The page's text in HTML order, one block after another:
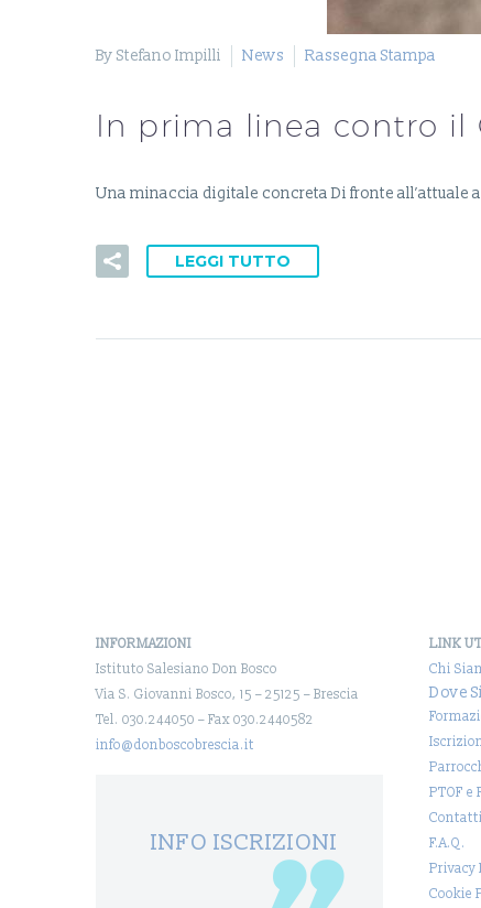
By Stefano Impilli News Rassegna Stampa
In prima linea contro il
Una minaccia digitale concreta Di fronte
LEGGI TUTTO
INFORMAZIONI
Istituto Salesiano Don Bosco
Via S. Giovanni Bosco, 15 – 25125 – Brescia
Tel. 030.244050 – Fax 030.2440582
info@donboscobrescia.it
INFO ISCRIZIONI
LINK
Chi
Dove
PTOF e
Contatti
F.A.Q.
Privacy
Cookie